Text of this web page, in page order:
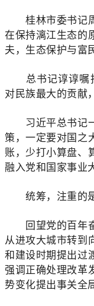
桂林市委书记周
在保持漓江生态的
夫，生态保护与富
总书记谆谆嘱
对民族最大的贡献
习近平总书记一
策，一定要对国之
账，少打小算盘、
融入党和国家事业
统筹，注重的是
回望党的百年奋
从进攻大城市转到
和建设时期提出过
强调正确处理改革
势变化提出事关全